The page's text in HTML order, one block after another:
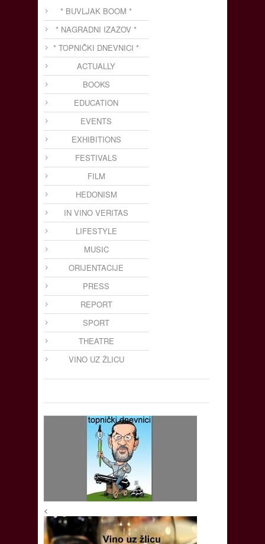
* BUVLJAK BOOM *
* NAGRADNI IZAZOV *
* TOPNIČKI DNEVNICI *
ACTUALLY
BOOKS
EDUCATION
EVENTS
EXHIBITIONS
FESTIVALS
FILM
HEDONISM
IN VINO VERITAS
LIFESTYLE
MUSIC
ORIJENTACIJE
PRESS
REPORT
SPORT
THEATRE
VINO UZ ŽLICU
<